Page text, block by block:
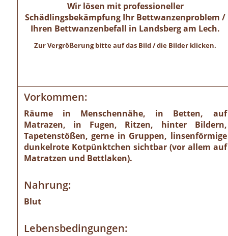
Wir lösen mit professioneller
Schädlingsbekämpfung Ihr Bettwanzenproblem /
Ihren Bettwanzenbefall in Landsberg am Lech.
Zur Vergrößerung bitte auf das Bild / die Bilder klicken.
Vorkommen:
Räume in Menschennähe, in Betten, auf
Matrazen, in Fugen, Ritzen, hinter Bildern,
Tapetenstößen, gerne in Gruppen, linsenförmige
dunkelrote Kotpünktchen sichtbar (vor allem auf
Matratzen und Bettlaken).
Nahrung:
Blut
Lebensbedingungen: